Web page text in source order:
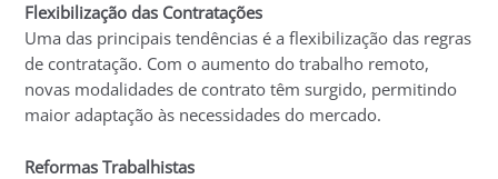
Flexibilização das Contratações
Uma das principais tendências é a flexibilização das regras
de contratação. Com o aumento do trabalho remoto,
novas modalidades de contrato têm surgido, permitindo
maior adaptação às necessidades do mercado.
Reformas Trabalhistas